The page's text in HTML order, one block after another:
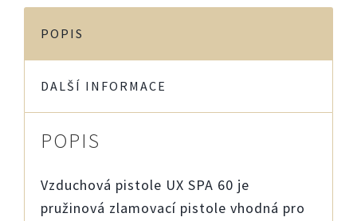
POPIS
DALŠÍ INFORMACE
POPIS
Vzduchová pistole UX SPA 60 je
pružinová zlamovací pistole vhodná pro